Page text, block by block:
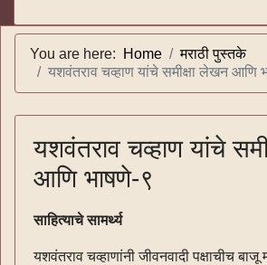
You are here: Home
मराठी पुस्तके
यशवंतराव चव्हाण यांचे समीक्षा लेखन आणि
यशवंतराव चव्हाण यांचे
आणि भाषणे-९
साहित्याचे सामर्थ्य
यशवंतराव चव्हाणांनी जीवनवादी पक्षाचीच